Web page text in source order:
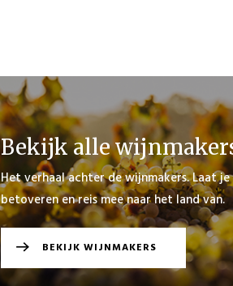
Bekijk alle
Het verhaal achter de wijnmakers. Laat je
betoveren en reis mee naar het land van.
BEKIJK WIJNMAKERS